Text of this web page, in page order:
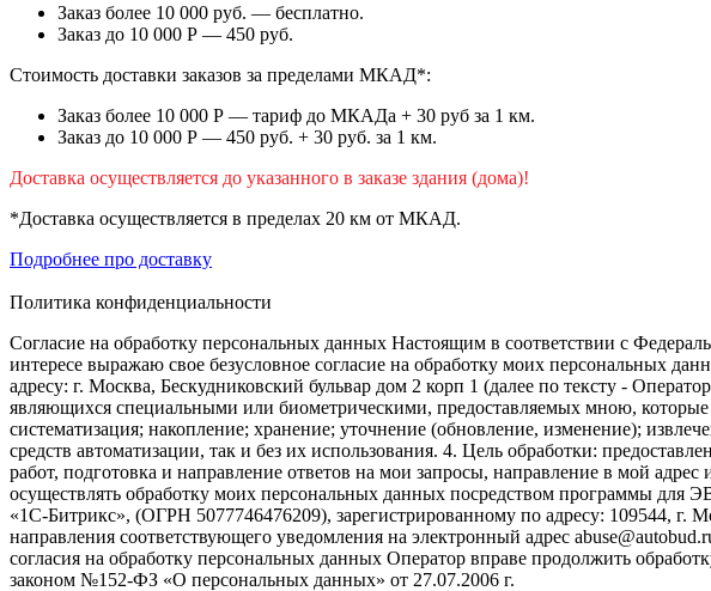
Заказ более 10 000 руб. — бесплатно.
Заказ до 10 000 Р — 450 руб.
Стоимость доставки заказов за пределами МКАД*:
Заказ более 10 000 Р — тариф до МКАДа + 30 руб за 1 км.
Заказ до 10 000 Р — 450 руб. + 30 руб. за 1 км.
Доставка осуществляется до указанного в заказе здания (дома)!
*Доставка осуществляется в пределах 20 км от МКАД.
Подробнее про доставку
Политика конфиденциальности
Согласие на обработку персональных данных Настоящим в соответствии с
интересе выражаю свое безусловное согласие на обработку моих персональных
адресу: г. Москва, Бескудниковский бульвар дом 2 корп 1 (далее по тексту -
являющихся специальными или биометрическими, предоставляемых мною,
систематизация; накопление; хранение; уточнение (обновление, изменение);
средств автоматизации, так и без их использования. 4. Цель обработки:
работ, подготовка и направление ответов на мои запросы, направление в мой
осуществлять обработку моих персональных данных посредством программы
«1С-Битрикс», (ОГРН 5077746476209), зарегистрированному по адресу: 109544, г.
направления соответствующего уведомления на электронный адрес
согласия на обработку персональных данных Оператор вправе продолжить
законом №152-ФЗ «О персональных данных» от 27.07.2006 г.